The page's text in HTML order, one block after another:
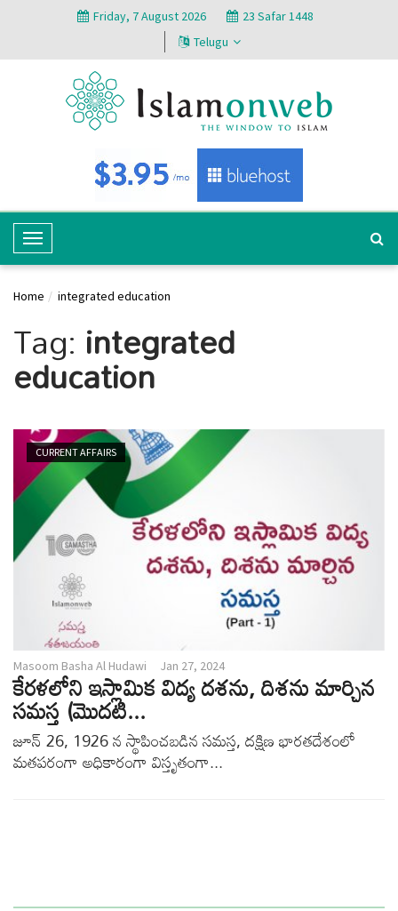
Friday, 7 August 2026
23 Safar 1448
Telugu
T
o
g
e
N
a
i
g
a
o
Home integrated education
Tag: integrated
education
CURRENT AFFAIRS
Masoom Basha Al Hudawi Jan 27, 2024
కేరళలోని ఇస్లామిక విద్య దశను, దిశను మార్చిన
సమస్త (మొదటి...
జూన్ 26, 1926 న స్థాపించబడిన సమస్త, దక్షిణ భారతదేశంలో
మతపరంగా అధికారంగా విస్తృతంగా...